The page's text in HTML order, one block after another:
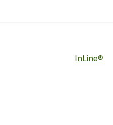
InLine®